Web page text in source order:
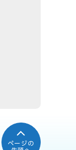
ページの